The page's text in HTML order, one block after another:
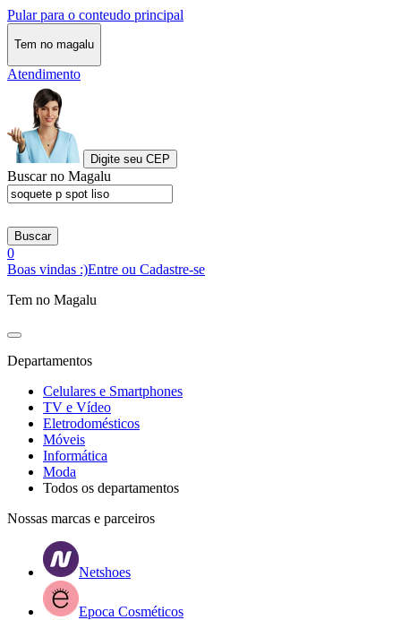
Pular para o conteudo principal
Tem no magalu
Atendimento
Digite seu CEP
Buscar no Magalu
Buscar
0
Boas vindas :)Entre ou Cadastre-se
Tem no Magalu
Departamentos
Celulares e Smartphones
TV e Vídeo
Eletrodomésticos
Móveis
Informática
Moda
Todos os departamentos
Nossas marcas e parceiros
Netshoes
Epoca Cosméticos